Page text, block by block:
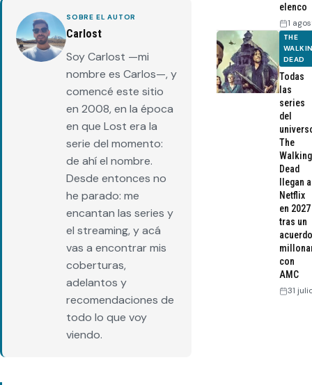
SOBRE EL AUTOR
Carlost
Soy Carlost —mi
nombre es Carlos—, y
comencé este sitio
en 2008, en la época
en que Lost era la
serie del momento:
de ahí el nombre.
Desde entonces no
he parado: me
encantan las series y
el streaming, y acá
vas a encontrar mis
coberturas,
adelantos y
recomendaciones de
todo lo que voy
viendo.
elenco
1
THE
DEAD
Todas
las
series
del
The
Walking
Dead
llegan a
Netflix
en 2027
tras un
acuerdo
con
AMC
31